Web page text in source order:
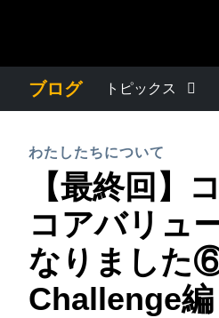
México
Brasil
United
Italia
India
日本（
ブログ トピックス
プレスリリース
電子帳簿保存法・インボイス制度
経理・総務の豆知識
わたしたちについて
【最終回】
コアバリュ
なりました
Challenge編